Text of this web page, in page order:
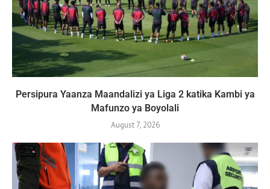
Persipura Yaanza Maandalizi ya Liga 2 katika Kambi ya
Mafunzo ya Boyolali
August 7, 2026